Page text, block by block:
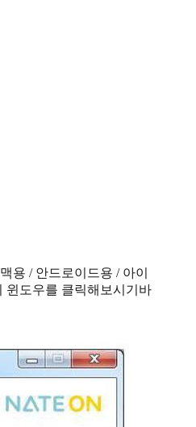
용 / 안드로이드용 / 아이
윈도우를 클릭해보시기바